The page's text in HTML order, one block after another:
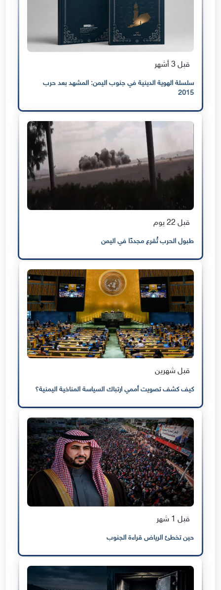
قبل 3 أشهر
سلسلة الهوية الدينية في جنوب اليمن: المشهد بعد حرب
2015
قبل 22 يوم
طبول الحرب تُقرع مجددًا في اليمن
قبل شهرين
كيف كشف تصويت أممي ارتباك السياسة المناخية اليمنية؟
قبل 1 شهر
حين تخطئ الرياض قراءة الجنوب